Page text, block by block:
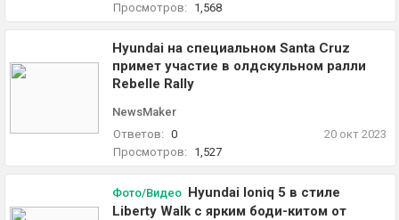
Просмотров:
1,568
Hyundai на специальном Santa Cruz
примет участие в олдскульном ралли
Rebelle Rally
NewsMaker
Ответов: 0
Просмотров:
1,527
20 окт 2023
Фото/Видео Hyundai Ioniq 5 в стиле
Liberty Walk с ярким боди-китом от